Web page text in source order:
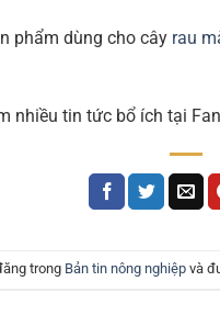
phẩm dùng cho cây rau
nhiều tin tức bổ ích tại
trong Bản tin nông nghiệpvà